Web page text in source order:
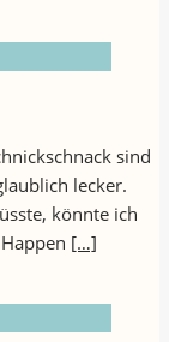
sind
lecker.
könnte ich
[…]